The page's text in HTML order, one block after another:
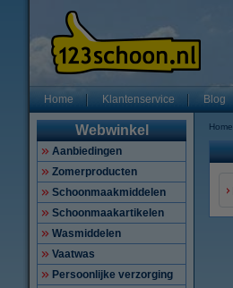
Home Klantenservice Blog
Webwinkel
Aanbiedingen
Zomerproducten
Schoonmaakmiddelen
Schoonmaakartikelen
Wasmiddelen
Vaatwas
Persoonlijke verzorging
Home